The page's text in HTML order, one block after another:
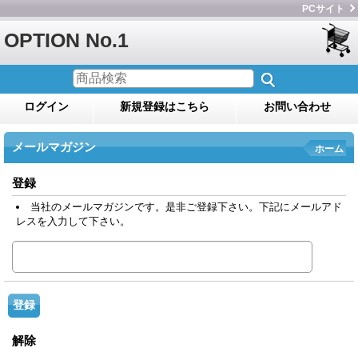
PCサイト
OPTION No.1
ログイン 新規登録はこちら お問い合わせ
メールマガジン ホーム
登録
当社のメールマガジンです。是非ご登録下さい。下記にメールアド
レスを入力して下さい。
解除